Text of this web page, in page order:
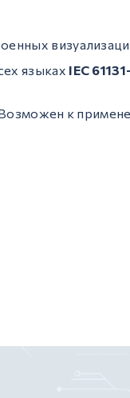
языках IEC
Возможен к